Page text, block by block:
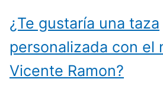
Nombres de niño que
Nombres de niño que
Nombres de niño que
Nombres de Niño
Nombres de Niño
Nombres de Niño
Nombres de Niño
Nombres de Niño
Nombres de Niño
Nombres de Niño
¿Te gustaría una taza
personalizada con el
Vicente Ramon?